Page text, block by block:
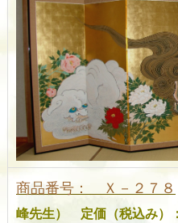
商品番号： Ｘ－２７８
峰先生） 定価（税込み）